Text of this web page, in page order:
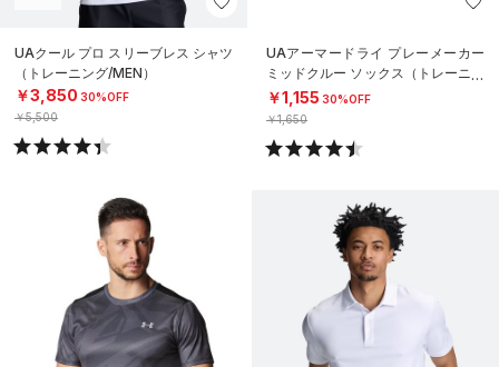
UAクール プロ スリーブレス シャツ
（トレーニング/MEN）
￥3,850 30%OFF
￥5,500
UAアーマードライ プレーメーカー
ミッドクルー ソックス（トレーニン
グ/UNISEX）
￥1,155 30%OFF
￥1,650